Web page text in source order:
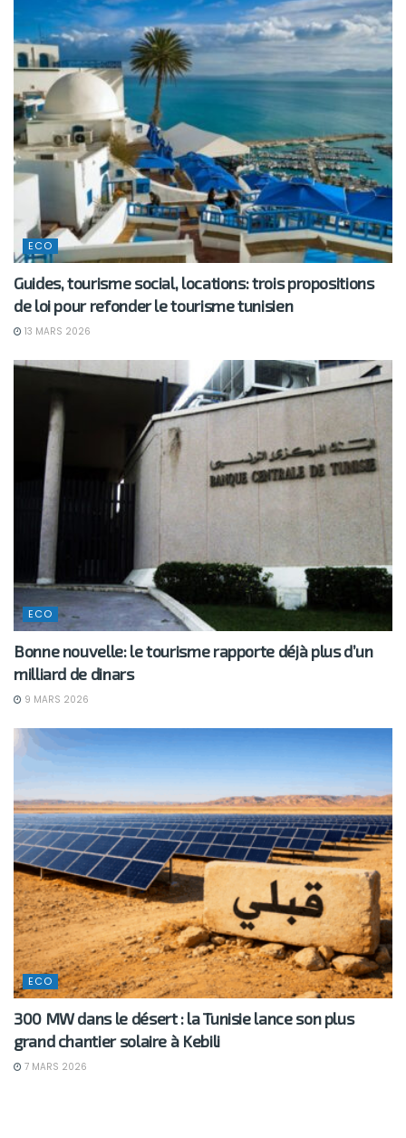
ECO
Guides, tourisme social, locations: trois propositions
de loi pour refonder le tourisme tunisien
13 MARS 2026
ECO
Bonne nouvelle: le tourisme rapporte déjà plus d’un
milliard de dinars
9 MARS 2026
ECO
300 MW dans le désert : la Tunisie lance son plus
grand chantier solaire à Kebili
7 MARS 2026